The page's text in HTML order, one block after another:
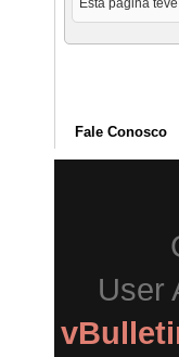
Esta página teve
Fale Conosco
User